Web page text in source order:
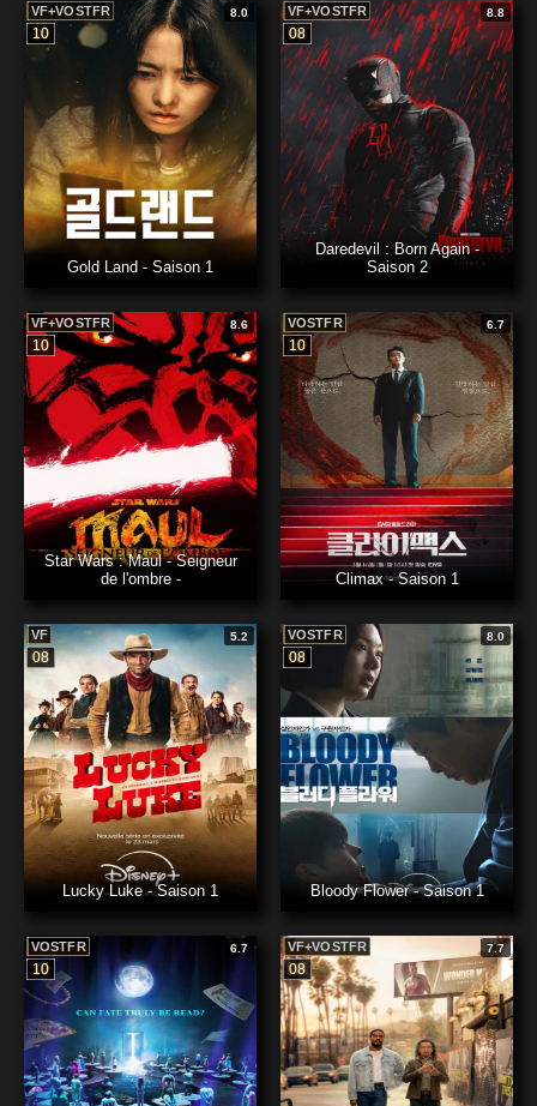
VF+VOSTFR 8.0
10
Gold Land - Saison 1
VF+VOSTFR 8.8
08
Daredevil : Born Again -
Saison 2
VF+VOSTFR 8.6
10
Star Wars : Maul - Seigneur
de l'ombre -
VOSTFR 6.7
10
Climax - Saison 1
VF 5.2
08
Lucky Luke - Saison 1
VOSTFR 8.0
08
Bloody Flower - Saison 1
VOSTFR 6.7
10
VF+VOSTFR 7.7
08